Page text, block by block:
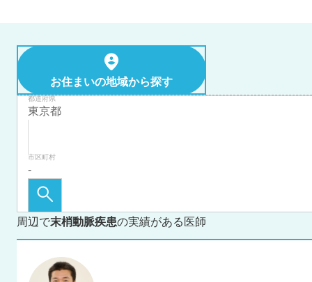
お住まいの地域から探す
都道府県
市区町村
周辺で末梢動脈疾患の実績がある医師